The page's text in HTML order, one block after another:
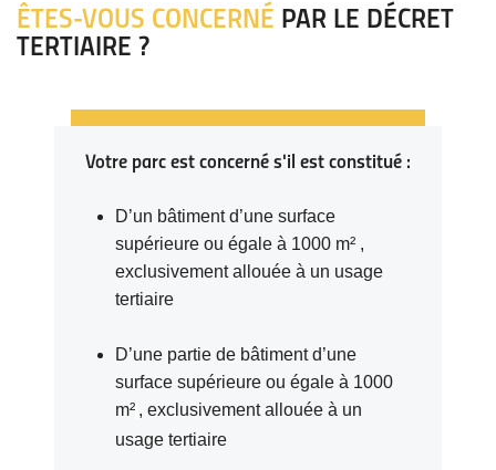
ÊTES-VOUS CONCERNÉ PAR LE DÉCRET
TERTIAIRE ?
Votre parc est concerné s'il est constitué :
D’un bâtiment d’une surface
supérieure ou égale à 1000 m² ,
exclusivement allouée à un usage
tertiaire
D’une partie de bâtiment d’une
surface supérieure ou égale à 1000
m² , exclusivement allouée à un
usage tertiaire